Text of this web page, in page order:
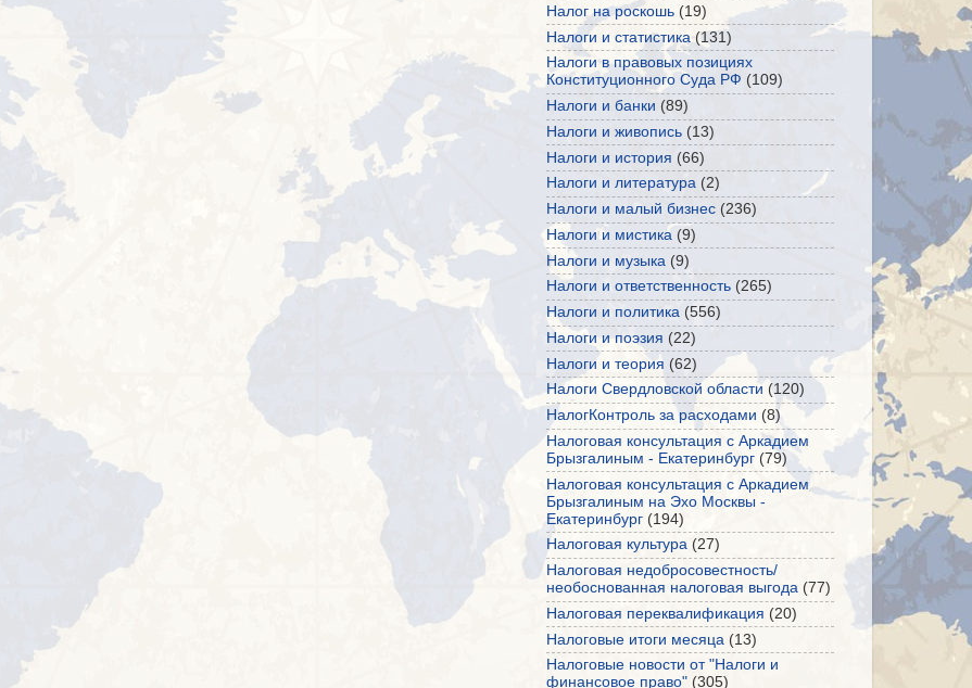
Налог на роскошь (19)
Налоги и статистика (131)
Налоги в правовых позициях
Конституционного Суда РФ (109)
Налоги и банки (89)
Налоги и живопись (13)
Налоги и история (66)
Налоги и литература (2)
Налоги и малый бизнес (236)
Налоги и мистика (9)
Налоги и музыка (9)
Налоги и ответственность (265)
Налоги и политика (556)
Налоги и поэзия (22)
Налоги и теория (62)
Налоги Свердловской области (120)
НалогКонтроль за расходами (8)
Налоговая консультация с Аркадием
Брызгалиным - Екатеринбург (79)
Налоговая консультация с Аркадием
Брызгалиным на Эхо Москвы -
Екатеринбург (194)
Налоговая культура (27)
Налоговая недобросовестность/
необоснованная налоговая выгода (77)
Налоговая переквалификация (20)
Налоговые итоги месяца (13)
Налоговые новости от "Налоги и
финансовое право" (305)